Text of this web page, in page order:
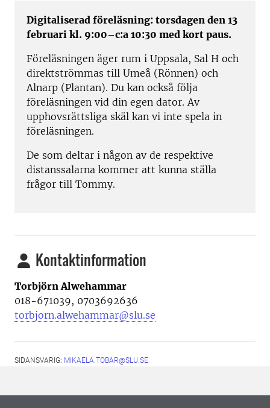
Digitaliserad föreläsning: torsdagen den 13
februari kl. 9:00–c:a 10:30 med kort paus.
Föreläsningen äger rum i Uppsala, Sal H och
direktströmmas till Umeå (Rönnen) och
Alnarp (Plantan). Du kan också följa
föreläsningen vid din egen dator. Av
upphovsrättsliga skäl kan vi inte spela in
föreläsningen.
De som deltar i någon av de respektive
distanssalarna kommer att kunna ställa
frågor till Tommy.
Kontaktinformation
Torbjörn Alwehammar
018-671039, 0703692636
torbjorn.alwehammar@slu.se
SIDANSVARIG: MIKAELA.TOBAR@SLU.SE